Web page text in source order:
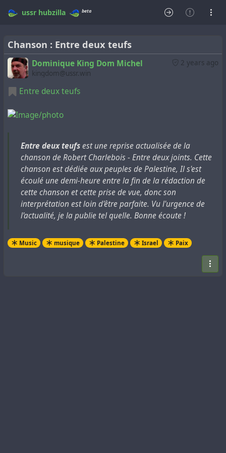
ussr hubzilla beta
Chanson : Entre deux teufs
2 years ago
Dominique King Dom Michel
kingdom@ussr.win
Entre deux teufs
Entre deux teufsest une reprise actualisée de la
chanson de Robert Charlebois - Entre deux joints. Cette
chanson est dédiée aux peuples de Palestine, Il s'est
écoulé une demi-heure entre la fin de la rédaction de
cette chanson et cette prise de vue, donc son
interprétation est loin d'être parfaite. Vu l'urgence de
l'actualité, je la publie tel quelle. Bonne écoute !
Music musique Palestine Israel Paix